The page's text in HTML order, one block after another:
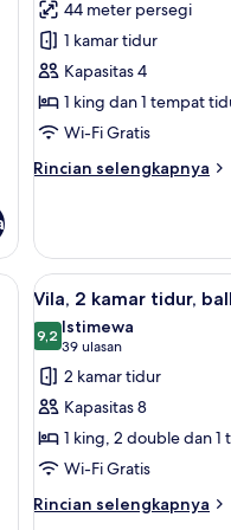
Kamar,
kamar
tidur,
balkon
(Balcony)
ulasan)
44 meter persegi
1 kamar tidur
Kapasitas 4
1 king dan 1 tempat
Wi-Fi Gratis
Rincian selengkapnya
Rincian
Kamar,
kamar
tidur,
balkon
(Balcony)
| Area keluarga | Televisi
Lihat
semua
foto
untuk
Vila,
2
kamar
tidur,
balkon
4
Vila, 2 kamar tidur,
9,29,2 dari 10
Istimewa
39 ulasan
(39
ulasan)
2 kamar tidur
Kapasitas 8
1 king, 2 double dan
Wi-Fi Gratis
Rincian selengkapnya
Rincian